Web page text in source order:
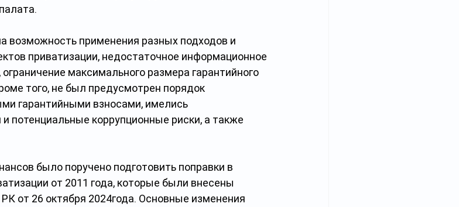
возможность применения разных подходов и
приватизации, недостаточное информационное
максимального размера гарантийного
того, не был предусмотрен порядок
гарантийными взносами, имелись
потенциальные коррупционные риски, а также
было поручено подготовить поправки в
от 2011 года, которые были внесены
от 26 октября 2024года. Основные изменения